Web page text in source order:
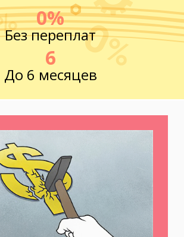
0%
Без переплат
6
До 6 месяцев